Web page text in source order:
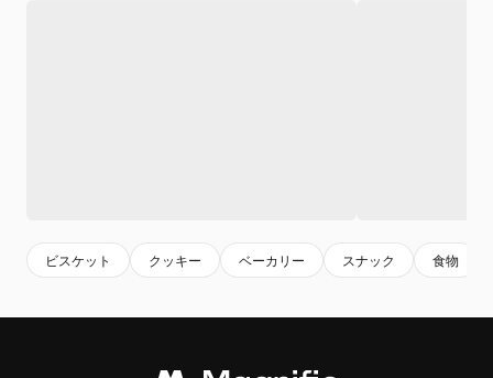
ビスケット クッキー ベーカリー スナック 食物